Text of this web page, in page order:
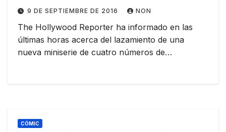
9 DE SEPTIEMBRE DE 2016 NON
The Hollywood Reporter ha informado en las
últimas horas acerca del lazamiento de una
nueva miniserie de cuatro números de…
CÓMIC